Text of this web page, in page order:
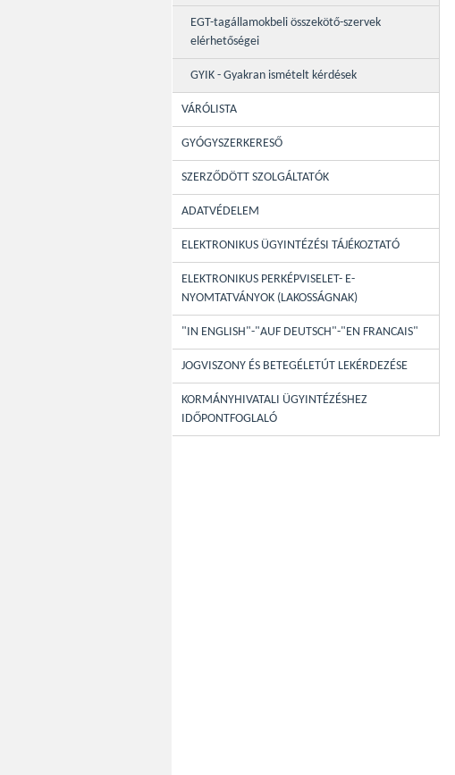
EGT-tagállamokbeli összekötő-szervek
elérhetőségei
GYIK - Gyakran ismételt kérdések
VÁRÓLISTA
GYÓGYSZERKERESŐ
SZERZŐDÖTT SZOLGÁLTATÓK
ADATVÉDELEM
ELEKTRONIKUS ÜGYINTÉZÉSI TÁJÉKOZTATÓ
ELEKTRONIKUS PERKÉPVISELET- E-
NYOMTATVÁNYOK (LAKOSSÁGNAK)
"IN ENGLISH"-"AUF DEUTSCH"-"EN FRANCAIS"
JOGVISZONY ÉS BETEGÉLETÚT LEKÉRDEZÉSE
KORMÁNYHIVATALI ÜGYINTÉZÉSHEZ
IDŐPONTFOGLALÓ